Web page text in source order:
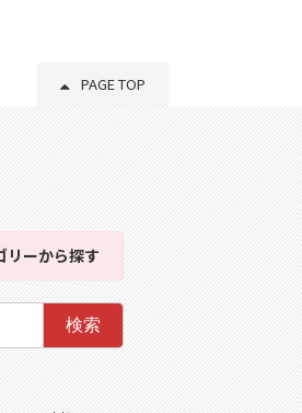
PAGE TOP
リーから探す
検索